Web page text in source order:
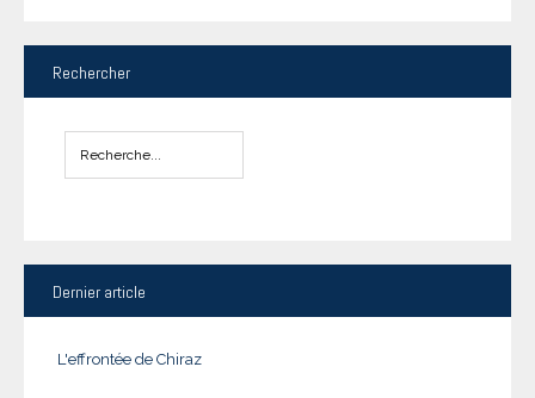
Rechercher
Dernier article
L'effrontée de Chiraz